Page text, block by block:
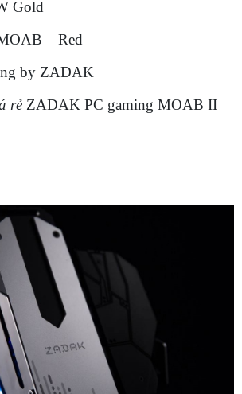
Gold
– Red
by ZADAK
rẻ ZADAK PC gaming MOAB II